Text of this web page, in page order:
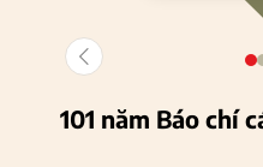
101 năm Báo chí